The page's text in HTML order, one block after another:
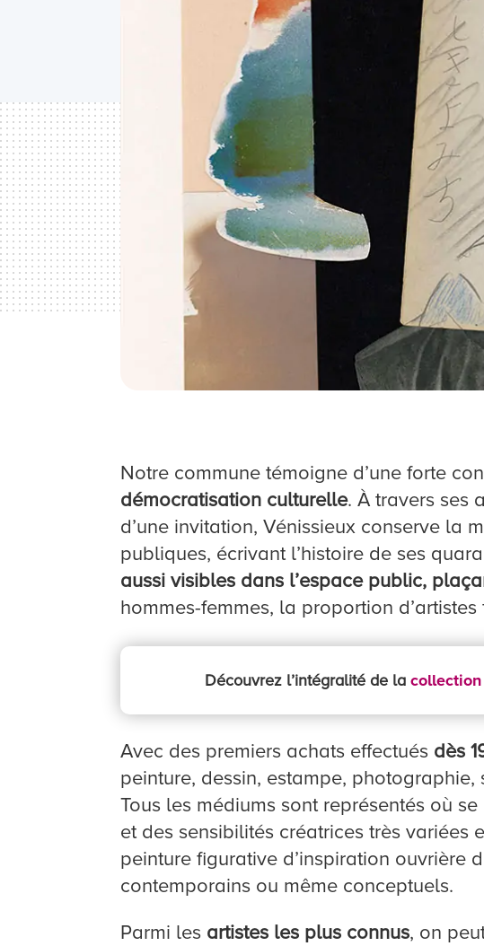
Notre commune témoigne d’une forte
démocratisation culturelle. À travers ses
d’une invitation, Vénissieux conserve la
publiques, écrivant l’histoire de ses
aussi visibles dans l’espace public,
hommes-femmes, la proportion
Découvrez l’intégralité de la
Avec des premiers achats effectués dès
peinture, dessin, estampe,
Tous les médiums sont représentés où
et des sensibilités créatrices très
peinture figurative d’inspiration ouvrière
contemporains ou même conceptuels.
Parmi les artistes les plus connus, on